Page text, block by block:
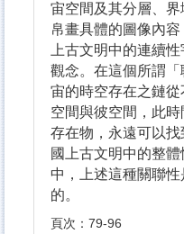
宙空間及其分層、
帛畫具體的圖像內
上古文明中的連續
觀念。在這個所謂
宙的時空存在之鏈
空間與彼空間，此
存在物，永遠可以
國上古文明中的整
中，上述這種關聯
的。
頁次：79-96